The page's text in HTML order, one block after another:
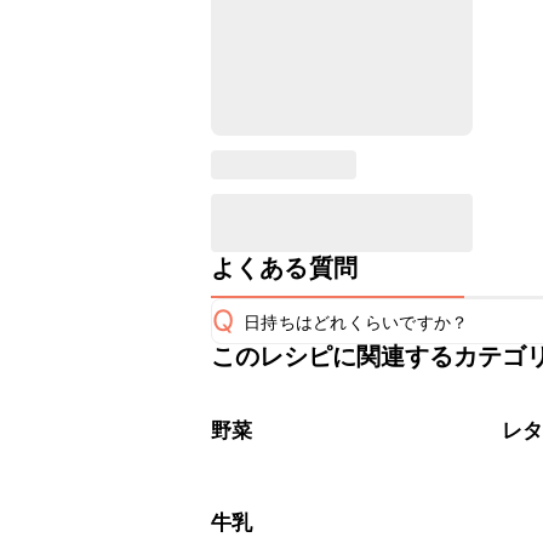
よくある質問
Q 日持ちはどれくらいですか？
保存期間は冷蔵で翌日中が目安です
※日持ちは目安です。
このレシピに関連するカテゴ
野菜 レ
牛乳